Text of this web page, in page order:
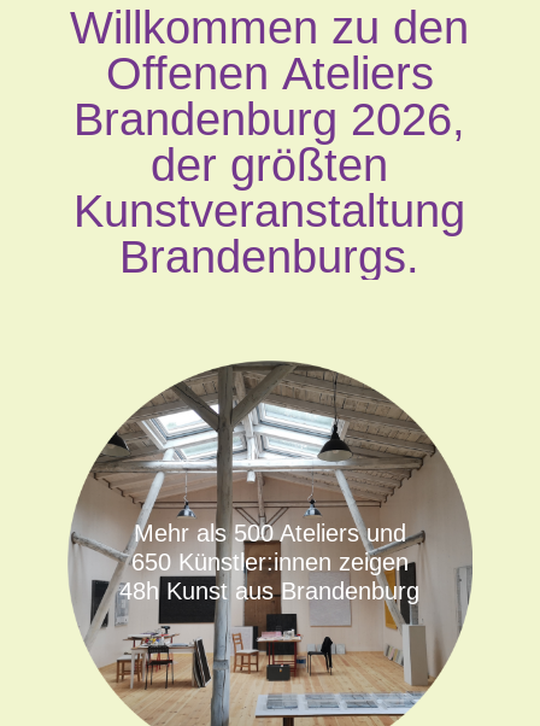
Willkommen zu den
Offenen Ateliers
Brandenburg 2026,
der größten
Kunstveranstaltung
Brandenburgs.
Mehr als 500 Ateliers und
650 Künstler:innen zeigen
48h Kunst aus Brandenburg